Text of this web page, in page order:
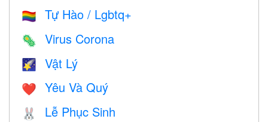
🏳️‍🌈 Tự Hào / Lgbtq+
🦠 Virus Corona
🌠 Vật Lý
❤️️ Yêu Và Quý
🐰 Lễ Phục Sinh